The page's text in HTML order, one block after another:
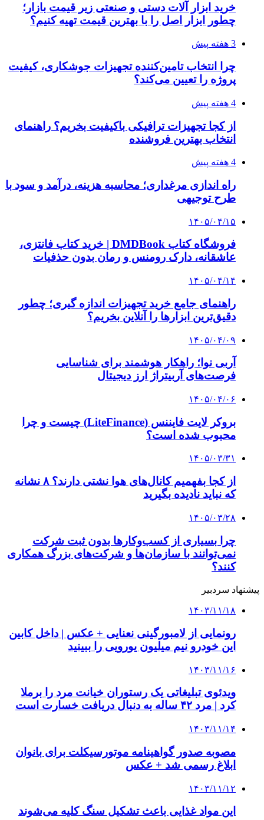
خرید ابزار آلات دستی و صنعتی زیر قیمت بازار؛
چطور ابزار اصل را با بهترین قیمت تهیه کنیم؟
3 هفته پیش
چرا انتخاب تامین‌کننده تجهیزات جوشکاری، کیفیت
پروژه را تعیین می‌کند؟
4 هفته پیش
از کجا تجهیزات ترافیکی باکیفیت بخریم؟ راهنمای
انتخاب بهترین فروشنده
4 هفته پیش
راه اندازی مرغداری؛ محاسبه هزینه، درآمد و سود با
طرح توجیهی
۱۴۰۵/۰۴/۱۵
فروشگاه کتاب DMDBook | خرید کتاب فانتزی،
عاشقانه، دارک رومنس و رمان بدون حذفیات
۱۴۰۵/۰۴/۱۴
راهنمای جامع خرید تجهیزات اندازه گیری؛ چطور
دقیق‌ترین ابزارها را آنلاین بخریم؟
۱۴۰۵/۰۴/۰۹
آربی نوا؛ راهکار هوشمند برای شناسایی
فرصت‌های آربیتراژ ارز دیجیتال
۱۴۰۵/۰۴/۰۶
بروکر لایت فایننس (LiteFinance) چیست و چرا
محبوب شده است؟
۱۴۰۵/۰۳/۳۱
از کجا بفهمیم کانال‌های هوا نشتی دارند؟ ۸ نشانه
که نباید نادیده بگیرید
۱۴۰۵/۰۳/۲۸
چرا بسیاری از کسب‌وکارها بدون ثبت شرکت
نمی‌توانند با سازمان‌ها و شرکت‌های بزرگ همکاری
کنند؟
پیشنهاد سردبیر
۱۴۰۳/۱۱/۱۸
رونمایی از لامبورگینی نعنایی + عکس | داخل کابین
این خودرو نیم میلیون یورویی را ببینید
۱۴۰۳/۱۱/۱۶
ویدئوی تبلیغاتی یک رستوران خیانت مرد را برملا
کرد | مرد ۴۲ ساله به دنبال دریافت خسارت است
۱۴۰۳/۱۱/۱۴
مصوبه صدور گواهینامه موتورسیکلت برای بانوان
ابلاغ رسمی شد + عکس
۱۴۰۳/۱۱/۱۲
این مواد غذایی باعث تشکیل سنگ کلیه می‌شوند